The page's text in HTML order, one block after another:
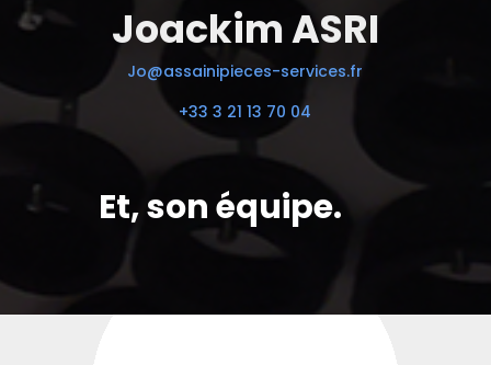
Joackim ASRI
Jo@assainipieces-services.fr
+33 3 21 13 70 04
Et, son équipe.